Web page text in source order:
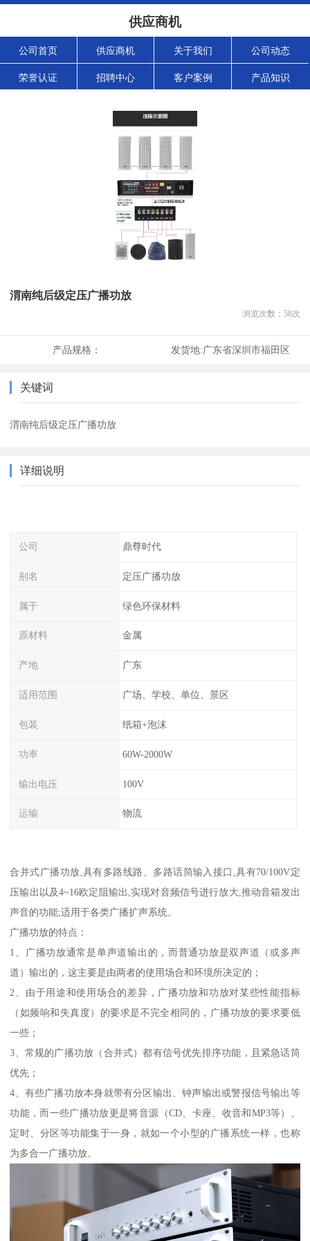
供应商机
公司首页 供应商机 关于我们 公司动态
荣誉认证 招聘中心 客户案例 产品知识
渭南纯后级定压广播功放
浏览次数： 58次
产品规格： 发货地:广东省深圳市福田区
关键词
渭南纯后级定压广播功放
详细说明
公司 鼎尊时代
别名 定压广播功放
属于 绿色环保材料
原材料 金属
产地 广东
适用范围 广场、学校、单位、景区
包装 纸箱+泡沫
功率 60W-2000W
输出电压 100V
运输 物流
合并式广播功放,具有多路线路、多路话筒输入接口,具有70/100V定
压输出以及4~16欧定阻输出,实现对音频信号进行放大,推动音箱发出
声音的功能;适用于各类广播扩声系统。
广播功放的特点：
1、广播功放通常是单声道输出的，而普通功放是双声道（或多声
道）输出的，这主要是由两者的使用场合和环境所决定的；
2、由于用途和使用场合的差异，广播功放和功放对某些性能指标
（如频响和失真度）的要求是不完全相同的，广播功放的要求要低
一些；
3、常规的广播功放（合并式）都有信号优先排序功能，且紧急话筒
优先；
4、有些广播功放本身就带有分区输出、钟声输出或警报信号输出等
功能，而一些广播功放更是将音源（CD、卡座、收音和MP3等）、
定时、分区等功能集于一身，就如一个小型的广播系统一样，也称
为多合一广播功放。